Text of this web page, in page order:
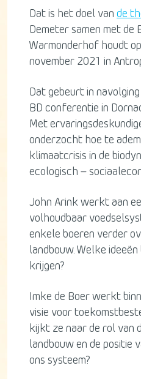
Dat is het doel van de
Demeter samen met de
Warmonderhof houdt
november 2021 in
Dat gebeurt in
BD conferentie in
Met
onderzocht hoe te
klimaatcrisis in de
ecologisch –
John Arink werkt aan
volhoudbaar
enkele boeren verder
landbouw. Welke
krijgen?
Imke de Boer werkt
visie voor
kijkt ze naar de rol van
landbouw en de positie
ons systeem?